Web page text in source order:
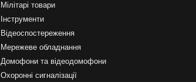
Мілітарі товари
Інструменти
Відеоспостереження
Мережеве обладнання
Домофони та відеодомофони
Охоронні сигналізації